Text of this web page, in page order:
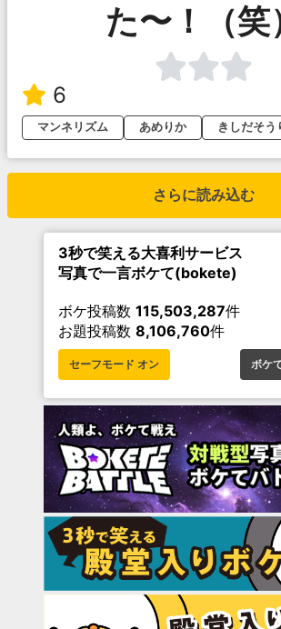
た〜！（笑
6
マンネリズム
あめりか きしだそう
さらに読み込む
3秒で笑える大喜利サービス
写真で一言ボケて(bokete)
ボケ投稿数 115,503,287件
お題投稿数 8,106,760件
セーフモード オン ボケ